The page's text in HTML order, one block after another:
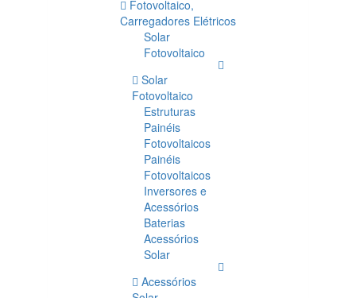
Fotovoltaico,
Carregadores Elétricos
Solar
Fotovoltaico
Solar
Fotovoltaico
Estruturas
Painéis
Fotovoltaicos
Painéis
Fotovoltaicos
Inversores e
Acessórios
Baterias
Acessórios
Solar
Acessórios